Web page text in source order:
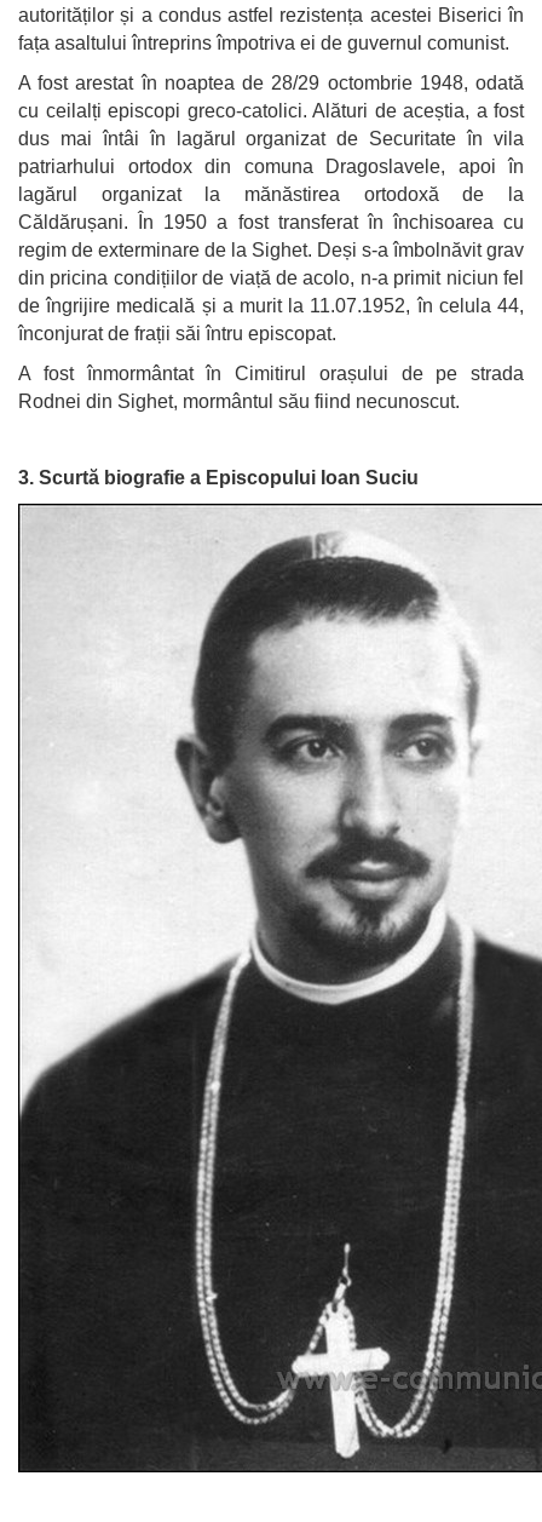
autorităților și a condus astfel rezistența acestei Biserici în
fața asaltului întreprins împotriva ei de guvernul comunist.
A fost arestat în noaptea de 28/29 octombrie 1948, odată
cu ceilalți episcopi greco-catolici. Alături de aceștia, a fost
dus mai întâi în lagărul organizat de Securitate în vila
patriarhului ortodox din comuna Dragoslavele, apoi în
lagărul organizat la mănăstirea ortodoxă de la
Căldărușani. În 1950 a fost transferat în închisoarea cu
regim de exterminare de la Sighet. Deși s-a îmbolnăvit grav
din pricina condițiilor de viață de acolo, n-a primit niciun fel
de îngrijire medicală și a murit la 11.07.1952, în celula 44,
înconjurat de frații săi întru episcopat.
A fost înmormântat în Cimitirul orașului de pe strada
Rodnei din Sighet, mormântul său fiind necunoscut.
3. Scurtă biografie a Episcopului Ioan Suciu